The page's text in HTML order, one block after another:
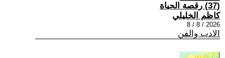
(37) رقصة الحياة
كاظم الخليلي
2026 / 8 / 8
الادب والفن